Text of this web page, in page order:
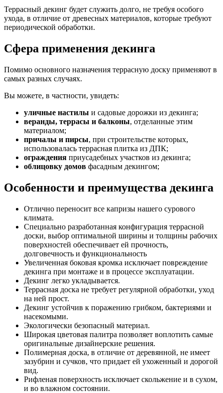
Террасный декинг будет служить долго, не требуя особого
ухода, в отличие от древесных материалов, которые требуют
периодической обработки.
Сфера применения декинга
Помимо основного назначения террасную доску применяют в
самых разных случаях.
Вы можете, в частности, увидеть:
уличные настилы и садовые дорожки из декинга;
веранды, террасы и балконы, отделанные этим
материалом;
причалы и пирсы, при строительстве которых,
использовалась террасная плитка из ДПК;
ограждения приусадебных участков из декинга;
облицовку домов фасадным декингом;
Особенности и преимущества декинга
Отлично переносит все капризы нашего сурового
климата.
Специально разработанная конфигурация террасной
доски, выбор оптимальной ширины и толщины рабочих
поверхностей обеспечивает ей прочность,
долговечность и функциональность
Увеличенная боковая кромка исключает повреждение
декинга при монтаже и в процессе эксплуатации.
Декинг легко укладывается.
Террасная доска не требует регулярной обработки, уход
на ней прост.
Декинг устойчив к поражению грибком, бактериями и
насекомыми.
Экологически безопасный материал.
Широкая цветовая палитра позволяет воплотить самые
оригинальные дизайнерские решения.
Полимерная доска, в отличие от деревянной, не имеет
зазубрин и сучков, что придает ей ухоженный и дорогой
вид.
Рифленая поверхность исключает скольжение и в сухом,
и во влажном состоянии.